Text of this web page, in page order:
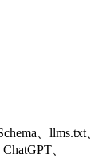
、llms.txt、
、